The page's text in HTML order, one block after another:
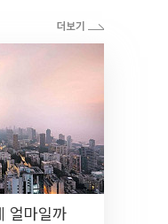
얼마일까